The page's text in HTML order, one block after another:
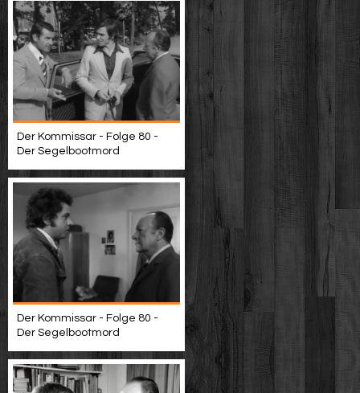
Der Kommissar - Folge 80 -
Der Segelbootmord
Der Kommissar - Folge 80 -
Der Segelbootmord